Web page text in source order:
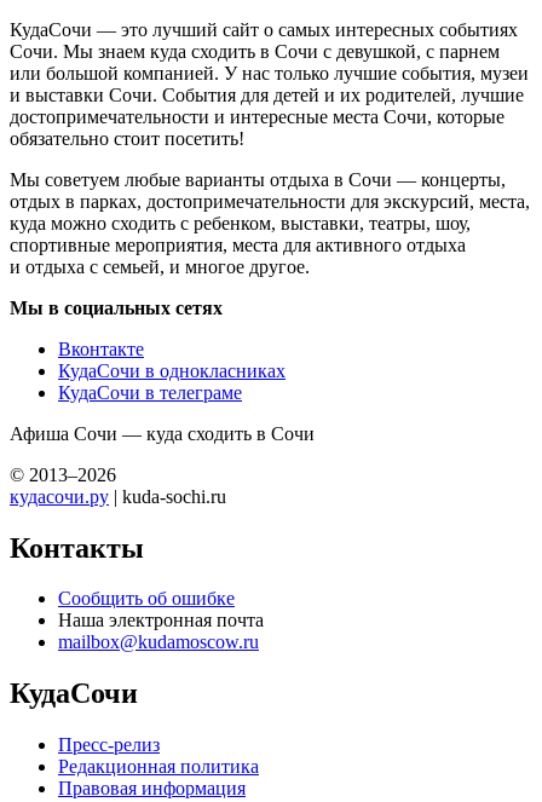
КудаСочи — это лучший сайт о самых интересных событиях
Сочи. Мы знаем куда сходить в Сочи с девушкой, с парнем
или большой компанией. У нас только лучшие события, музеи
и выставки Сочи. События для детей и их родителей, лучшие
достопримечательности и интересные места Сочи, которые
обязательно стоит посетить!
Мы советуем любые варианты отдыха в Сочи — концерты,
отдых в парках, достопримечательности для экскурсий, места,
куда можно сходить с ребенком, выставки, театры, шоу,
спортивные мероприятия, места для активного отдыха
и отдыха с семьей, и многое другое.
Мы в социальных сетях
Вконтакте
КудаСочи в однокласниках
КудаСочи в телеграме
Афиша Сочи — куда сходить в Сочи
© 2013–2026
кудасочи.ру | kuda-sochi.ru
Контакты
Сообщить об ошибке
Наша электронная почта
mailbox@kudamoscow.ru
КудаСочи
Пресс-релиз
Редакционная политика
Правовая информация